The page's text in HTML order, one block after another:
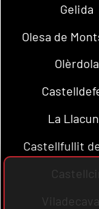
Gelida
Olesa de
Olèrdola
La
Castellfullit